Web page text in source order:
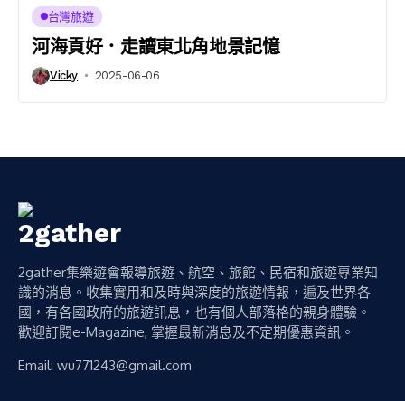
台灣旅遊
河海貢好．走讀東北角地景記憶
Vicky 2025-06-06
2gather集樂遊會報導旅遊、航空、旅館、民宿和旅遊專業知
識的消息。收集實用和及時與深度的旅遊情報，遍及世界各
國，有各國政府的旅遊訊息，也有個人部落格的親身體驗。
歡迎訂閱e-Magazine, 掌握最新消息及不定期優惠資訊。
Email: wu771243@gmail.com